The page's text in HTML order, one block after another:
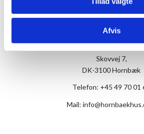
Afvis
Hotel
Skovvej 7,
DK-3100 Hornbæk
Telefon: +45 49 70 01
Mail: